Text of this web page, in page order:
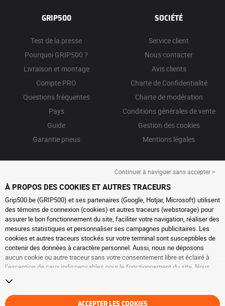
GRIP500
Test de la presse
Pourquoi GRIP500 ?
Livraison et montage
Compte PRO
Questions fréquentes
Pays
Guide
Garantie pneus
SOCIÉTÉ
Service client
Nous contacter
Avis clients
Charte de Confidentialité
Charte de modération
Conditions générales de vente
Gestion des cookies
Mentions légales
Continuer à naviguer sans accepter >
À PROPOS DES COOKIES ET AUTRES TRACEURS
Grip500.be (GRIP500) et ses partenaires (Google, Hotjar, Microsoft) utilisent
des témoins de connexion (cookies) et autres traceurs (webstorage) pour
assurer le bon fonctionnement du site, faciliter votre navigation, réaliser des
mesures statistiques et personnaliser ses campagnes publicitaires. Les
cookies et autres traceurs stockés sur votre terminal sont susceptibles de
contenir des données à caractère personnel. Aussi, nous ne déposons
aucun cookie ou autre traceur sans votre consentement libre et éclairé à
l’exception de ceux indispensables pour le fonctionnement du site. Nous
consentement à tout moment en vous rendant sur la
traceurs. Vous pouvez choisir de continuer à naviguer sans accepter le
ACCEPTER LES COOKIES